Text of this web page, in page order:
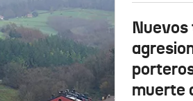
muerte